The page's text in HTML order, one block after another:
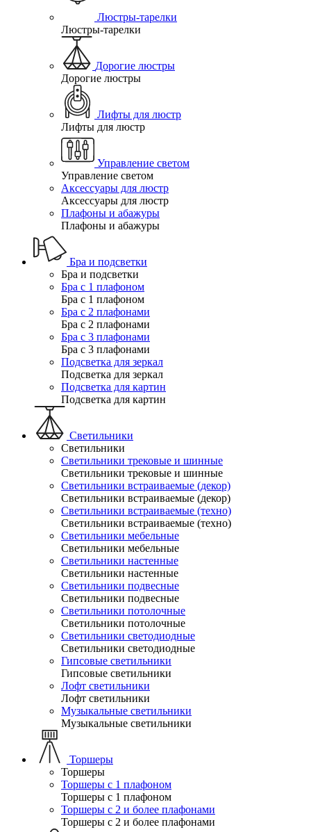
Люстры-тарелки
Люстры-тарелки
Дорогие люстры
Дорогие люстры
Лифты для люстр
Лифты для люстр
Управление светом
Управление светом
Аксессуары для люстр
Аксессуары для люстр
Плафоны и абажуры
Плафоны и абажуры
Бра и подсветки
Бра и подсветки
Бра с 1 плафоном
Бра с 1 плафоном
Бра с 2 плафонами
Бра с 2 плафонами
Бра с 3 плафонами
Бра с 3 плафонами
Подсветка для зеркал
Подсветка для зеркал
Подсветка для картин
Подсветка для картин
Светильники
Светильники
Светильники трековые и шинные
Светильники трековые и шинные
Светильники встраиваемые (декор)
Светильники встраиваемые (декор)
Светильники встраиваемые (техно)
Светильники встраиваемые (техно)
Светильники мебельные
Светильники мебельные
Светильники настенные
Светильники настенные
Светильники подвесные
Светильники подвесные
Светильники потолочные
Светильники потолочные
Светильники светодиодные
Светильники светодиодные
Гипсовые светильники
Гипсовые светильники
Лофт светильники
Лофт светильники
Музыкальные светильники
Музыкальные светильники
Торшеры
Торшеры
Торшеры с 1 плафоном
Торшеры с 1 плафоном
Торшеры с 2 и более плафонами
Торшеры с 2 и более плафонами